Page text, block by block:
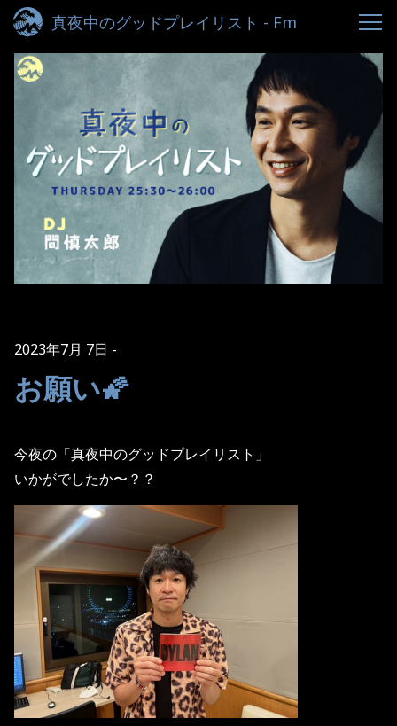
真夜中のグッドプレイリスト - Fm
yokohama 84.7
2023年7月 7日
お願い🌠
今夜の「真夜中のグッドプレイリスト」
いかがでしたか〜？？